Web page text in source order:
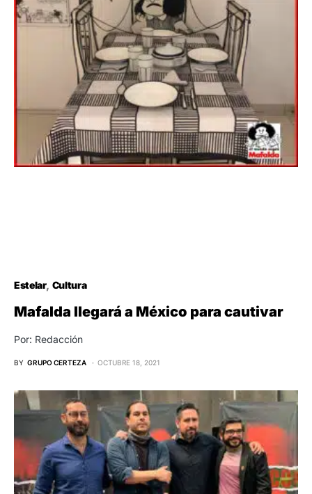
Estelar Cultura
Mafalda llegará a México para cautivar
Por: Redacción
BY GRUPO CERTEZA OCTUBRE 18, 2021